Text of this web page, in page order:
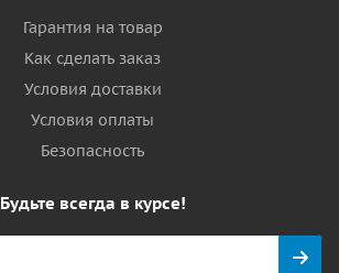
Гарантия на товар
Как сделать заказ
Условия доставки
Условия оплаты
Безопасность
Будьте всегда в курсе!